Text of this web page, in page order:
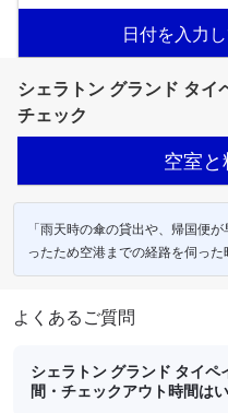
日付を入力
シェラトン グランド タイ
チェック
空室と
「雨天時の傘の貸出や、帰国便が
ったため空港までの経路を伺った
どコンシェルジュさんの対応は素
よくあるご質問
シェラトン グランド タイ
間・チェックアウト時間は